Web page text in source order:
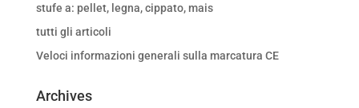
stufe a: pellet, legna, cippato, mais
tutti gli articoli
Veloci informazioni generali sulla marcatura CE
Archives